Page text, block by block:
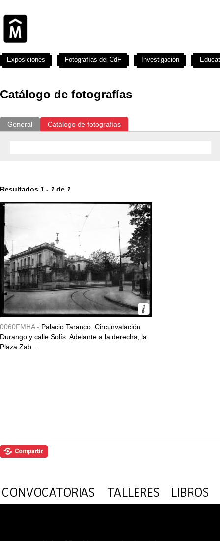
Catálogo de fotografías
General Catálogo de fotografías
Resultados 1 - 1 de 1
0060FMHA - Palacio Taranco. Circunvalación
Durango y calle Solís. Adelante a la derecha, la
Plaza Zab...
Exposiciones Fotografías del CdF Investigación